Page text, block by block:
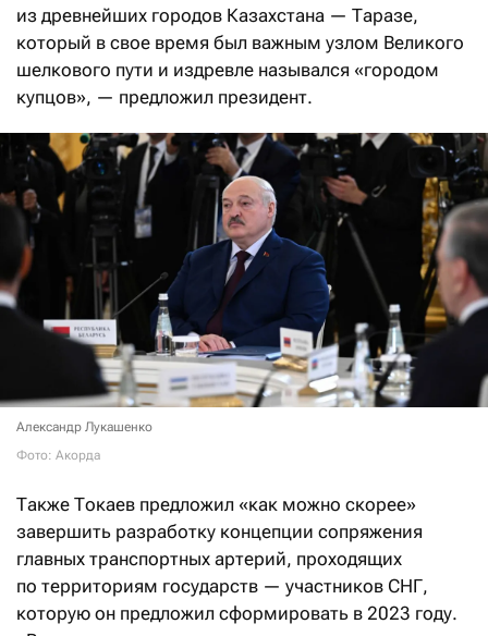
из древнейших городов Казахстана — Таразе,
который в свое время был важным узлом Великого
шелкового пути и издревле назывался «городом
купцов», — предложил президент.
Александр Лукашенко
Фото: Акорда
Также Токаев предложил «как можно скорее»
завершить разработку концепции сопряжения
главных транспортных артерий, проходящих
по территориям государств — участников СНГ,
которую он предложил сформировать в 2023 году.